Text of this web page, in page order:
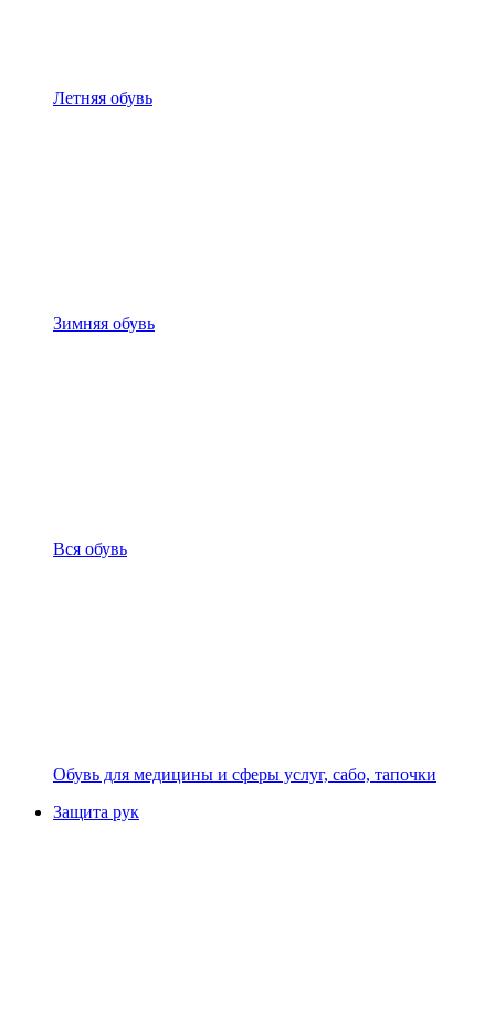
Летняя обувь
Зимняя обувь
Вся обувь
Обувь для медицины и сферы услуг, сабо, тапочки
Защита рук